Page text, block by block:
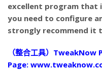
excellent program that
you need to configure
strongly recommend it
（整合工具）
Page: